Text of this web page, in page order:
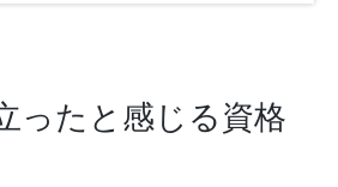
ったと感じる資格